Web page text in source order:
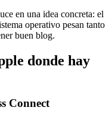
en una idea concreta: el
operativo pesan tanto
buen blog.
donde hay
Connect